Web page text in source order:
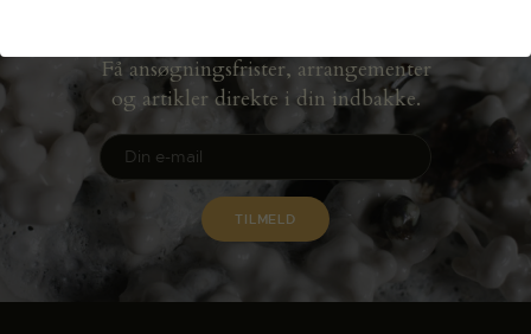
Få ansøgningsfrister, arrangementer
og artikler direkte i din indbakke.